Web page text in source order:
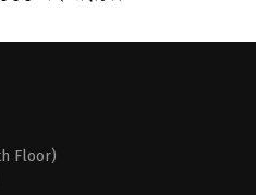
Floor)